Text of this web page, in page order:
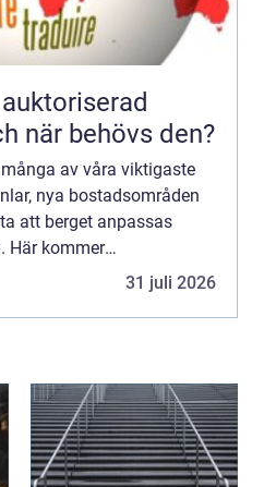
när behövs den?
av våra viktigaste
nya bostadsområden
att berget anpassas
Här kommer
avgörande metod. Rätt
31 juli 2026